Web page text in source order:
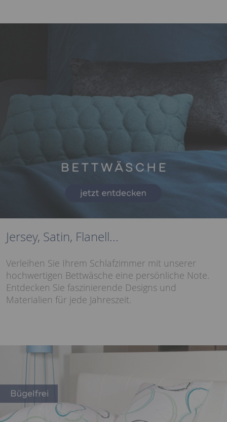
Jersey, Satin, Flanell...
Verleihen Sie Ihrem Schlafzimmer mit unserer
hochwertigen Bettwäsche eine persönliche Note.
Entdecken Sie faszinierende Designs und
Materialien für jede Jahreszeit.